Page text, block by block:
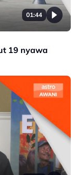
01:44
19 nyawa